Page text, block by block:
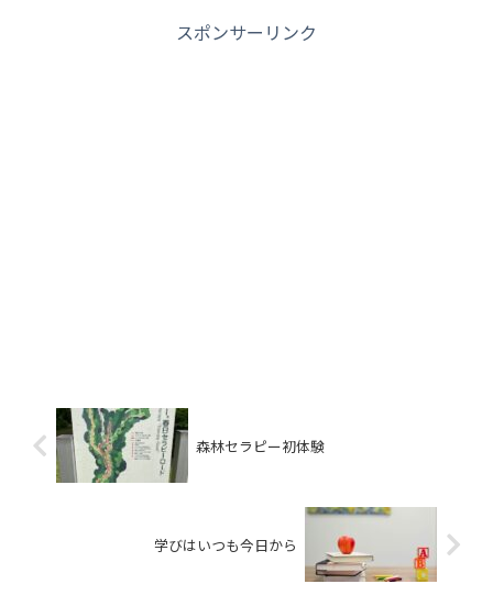
スポンサーリンク
森林セラピー初体験
学びはいつも今日から